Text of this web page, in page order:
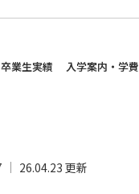
卒業生実績 入学案内・学費
26.04.23 更新